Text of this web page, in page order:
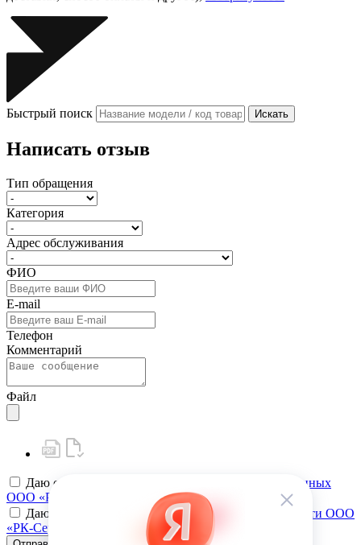
Быстрый поиск Искать
Написать отзыв
Тип обращения
Категория
Адрес обслуживания
ФИО
E-mail
Телефон
Комментарий
Файл
Даю своё
согласие на обработку персональных данных
ООО «РК-Сервис»
Даю своё
согласие на политику конфиденциальности ООО
«РК-Сервис»